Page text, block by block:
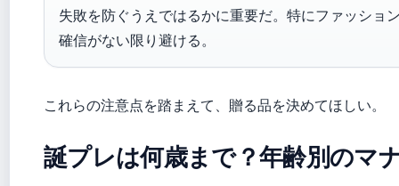
失敗を防ぐうえではるかに重要だ。特にファッショ
確信がない限り避ける。
これらの注意点を踏まえて、贈る品を決めてほしい。
誕プレは何歳まで？年齢別のマ